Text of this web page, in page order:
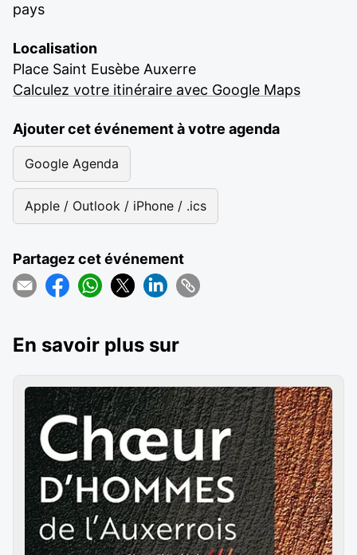
pays
Localisation
Place Saint Eusèbe Auxerre
Calculez votre itinéraire avec Google Maps
Ajouter cet événement à votre agenda
Google Agenda
Apple / Outlook / iPhone / .ics
Partagez cet événement
En savoir plus sur